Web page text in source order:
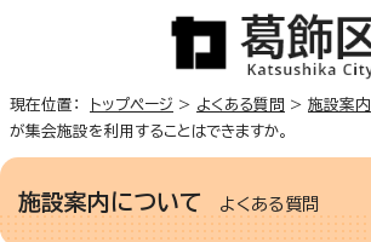
現在位置： トップページ > よくある質問 > 施設案内
が集会施設を利用することはできますか。
施設案内について よくある質問